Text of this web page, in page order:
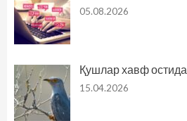
05.08.2026
Қушлар хавф остида
15.04.2026